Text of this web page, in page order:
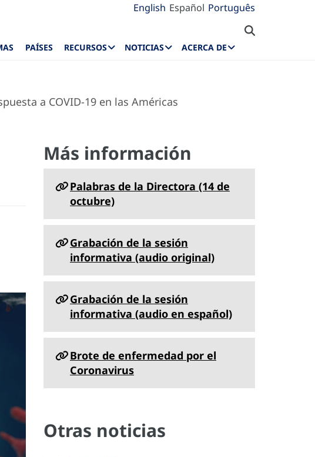
English Español Português
PAÍSES RECURSOS NOTICIAS ACERCA DE
a COVID-19 en las Américas
Más información
Palabras de la Directora (14 de
octubre)
Grabación de la sesión
informativa (audio original)
Grabación de la sesión
informativa (audio en español)
Brote de enfermedad por el
Coronavirus
Otras noticias